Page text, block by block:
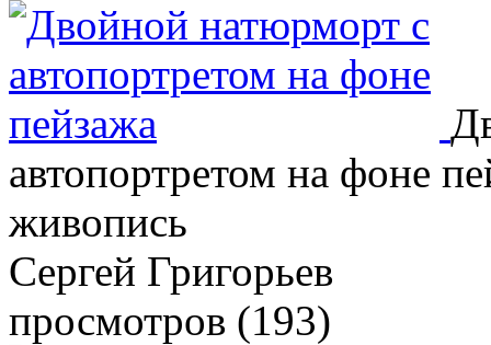
автопортретом на фоне
живопись
Сергей Григорьев
просмотров (193)